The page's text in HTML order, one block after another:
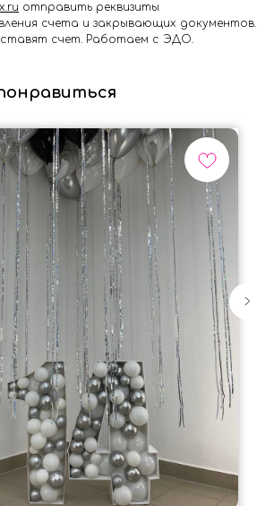
отправить реквизиты
счета и закрывающих документов.
счет. Работаем с ЭДО.